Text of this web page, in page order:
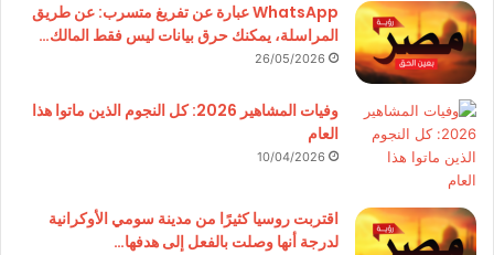
WhatsApp عبارة عن تفريغ متسرب: عن طريق
المراسلة، يمكنك حرق بيانات ليس فقط المالك…
26/05/2026
وفيات المشاهير 2026: كل النجوم الذين ماتوا هذا
العام
10/04/2026
اقتربت روسيا كثيرًا من مدينة سومي الأوكرانية
لدرجة أنها وصلت بالفعل إلى هدفها…